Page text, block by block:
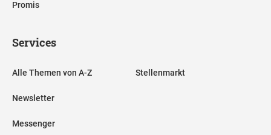
Promis
Services
Alle Themen von A-Z
Newsletter
Messenger
Stellenmarkt